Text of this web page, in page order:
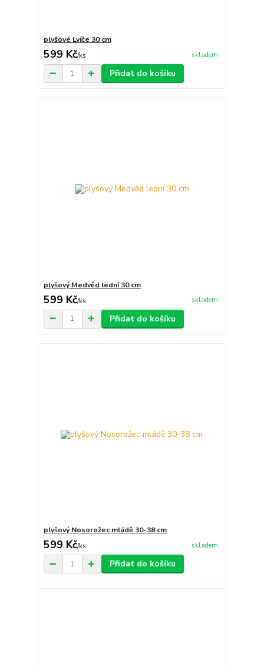
plyšové Lvíče 30 cm
599 Kč/ks skladem
Přidat do košíku
plyšový Medvěd lední 30 cm
599 Kč/ks skladem
Přidat do košíku
plyšový Nosorožec mládě 30-38 cm
599 Kč/ks skladem
Přidat do košíku